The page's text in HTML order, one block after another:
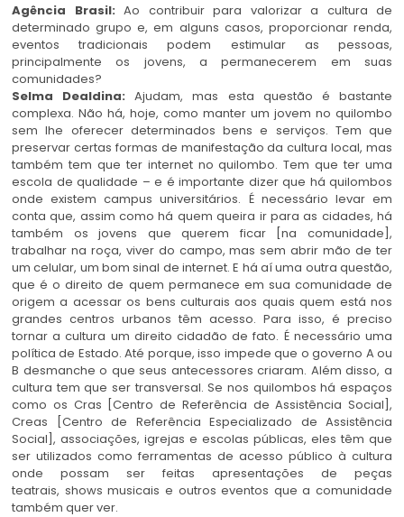
Agência Brasil: Ao contribuir para valorizar a cultura de
determinado grupo e, em alguns casos, proporcionar renda,
eventos tradicionais podem estimular as pessoas,
principalmente os jovens, a permanecerem em suas
comunidades?
Selma Dealdina: Ajudam, mas esta questão é bastante
complexa. Não há, hoje, como manter um jovem no quilombo
sem lhe oferecer determinados bens e serviços. Tem que
preservar certas formas de manifestação da cultura local, mas
também tem que ter internet no quilombo. Tem que ter uma
escola de qualidade – e é importante dizer que há quilombos
onde existem campus universitários. É necessário levar em
conta que, assim como há quem queira ir para as cidades, há
também os jovens que querem ficar [na comunidade],
trabalhar na roça, viver do campo, mas sem abrir mão de ter
um celular, um bom sinal de internet. E há aí uma outra questão,
que é o direito de quem permanece em sua comunidade de
origem a acessar os bens culturais aos quais quem está nos
grandes centros urbanos têm acesso. Para isso, é preciso
tornar a cultura um direito cidadão de fato. É necessário uma
política de Estado. Até porque, isso impede que o governo A ou
B desmanche o que seus antecessores criaram. Além disso, a
cultura tem que ser transversal. Se nos quilombos há espaços
como os Cras [Centro de Referência de Assistência Social],
Creas [Centro de Referência Especializado de Assistência
Social], associações, igrejas e escolas públicas, eles têm que
ser utilizados como ferramentas de acesso público à cultura
onde possam ser feitas apresentações de peças
teatrais, shows musicais e outros eventos que a comunidade
também quer ver.